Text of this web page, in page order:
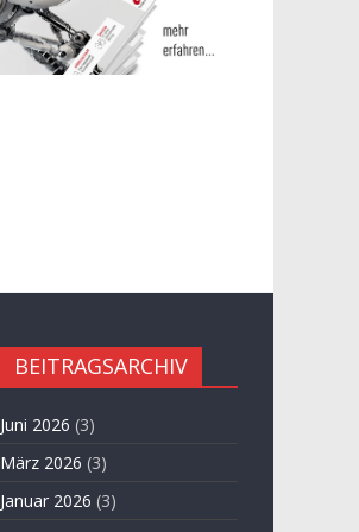
BEITRAGSARCHIV
Juni 2026 (3)
März 2026 (3)
Januar 2026 (3)